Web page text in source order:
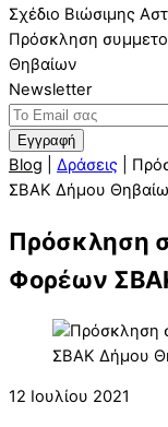
Σχέδιο Βιώσιμης
Πρόσκληση
Θηβαίων
Newsletter
Blog Δράσεις
ΣΒΑΚ Δήμου
Πρόσκληση
Φορέων
12 Ιουλίου 2021